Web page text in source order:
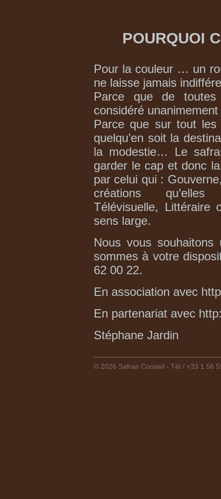
POURQUOI
Pour la couleur … un
ne laisse jamais
Parce que de
considéré unanimement
Parce que sur tout les
quelqu’en soit la
la modestie… Le
garder le cap et donc
par celui qui :
créations qu’elles
Télévisuelle, Littéraire
sens large.
Nous vous
sommes à votre
62 00 22.
En association avec
En partenariat avec
Stéphane Jardin
© 2026 Safran Conseil - Tél / +33 1 56